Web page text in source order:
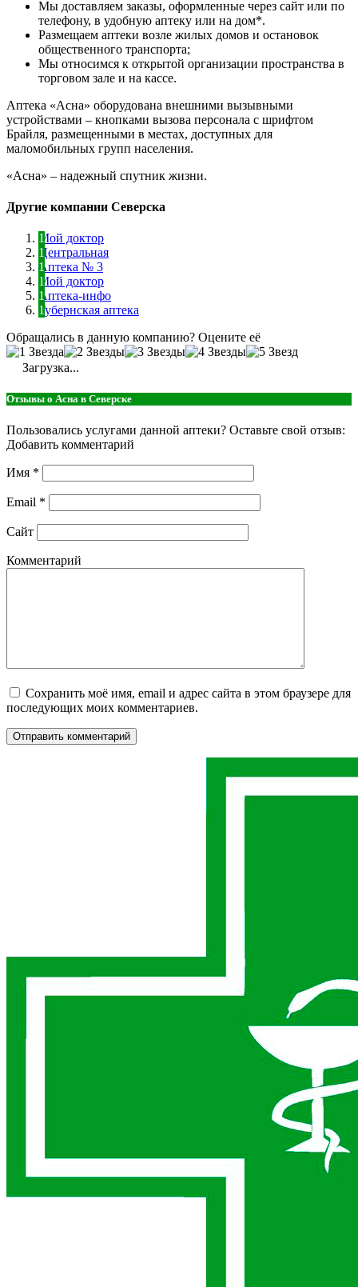
Мы доставляем заказы, оформленные через сайт или по
телефону, в удобную аптеку или на дом*.
Размещаем аптеки возле жилых домов и остановок
общественного транспорта;
Мы относимся к открытой организации пространства в
торговом зале и на кассе.
Аптека «Асна» оборудована внешними вызывными
устройствами – кнопками вызова персонала с шрифтом
Брайля, размещенными в местах, доступных для
маломобильных групп населения.
«Асна» – надежный спутник жизни.
Другие компании Северска
Мой доктор
Центральная
Аптека № 3
Мой доктор
Аптека-инфо
Губернская аптека
Обращались в данную компанию? Оцените её
Загрузка...
Отзывы о Асна в Северске
Пользовались услугами данной аптеки? Оставьте свой отзыв:
Добавить комментарий
Имя *
Email *
Сайт
Комментарий
Сохранить моё имя, email и адрес сайта в этом браузере для
последующих моих комментариев.